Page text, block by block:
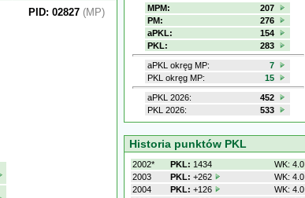
PID: 02827 (MP) MPM:
207
PM:
276
aPKL:
154
PKL:
283
aPKL okręg MP:
7
PKL okręg MP:
15
aPKL 2026:
452
PKL 2026:
533
Historia punktów PKL
2002* PKL: 1434
WK: 4.0
2003
PKL: +262
WK: 4.0
2004
PKL: +126
WK: 4.0